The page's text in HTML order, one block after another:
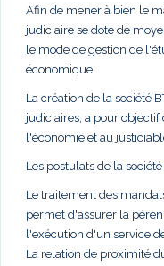
Afin de mener à bien le
judiciaire se dote de
le mode de gestion de
économique.
La création de la société
judiciaires, a pour
l'économie et au
Les postulats de la société
Le traitement des
permet d'assurer la
l'exécution d'un service
La relation de proximité